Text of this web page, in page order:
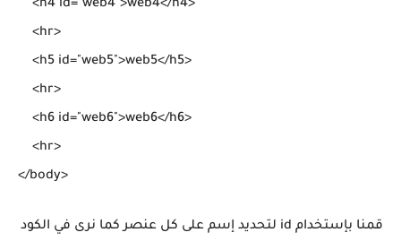
    <h4 id="web4">web4</h4>
    <hr>
    <h5 id="web5">web5</h5>
    <hr>
    <h6 id="web6">web6</h6>
    <hr>
قمنا بإستخدام id لتحديد إسم على كل عنصر كما نرى في الكود